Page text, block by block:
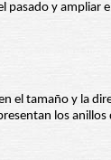
y ampliar
el tamaño y la
los